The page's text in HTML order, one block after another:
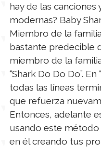
hay de las canciones
modernas? Baby
Miembro de la familia
bastante predecible
miembro de la
“Shark Do Do Do”. En
todas las líneas
que refuerza
Entonces, adelante
usando este
en él creando tus